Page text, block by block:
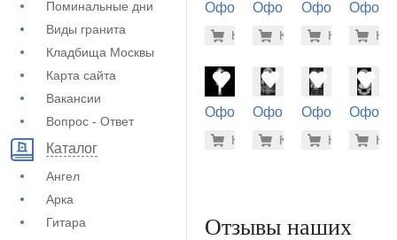
Поминальные дни
Виды гранита
Кладбища Москвы
Карта сайта
Вакансии
Вопрос - Ответ
Каталог
Ангел
Арка
Гитара
Оформление
(72-644)
-7% 5.600
Купить
Оформление
(73-100)
-7%
Купить
Оформление
(71-498)
-
Купить(71-
Оформление
(71-320)
-7% 500 руб.
Купить
Оформление
(72-276)
-7%
Купить
Оформление
(72-292)
-
Купить(72-
Отзывы наших